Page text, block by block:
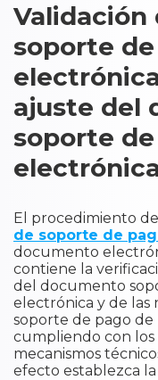
soporte
ajuste del
soporte
El procedimiento de
de soporte de
documento
contiene la
del documento
electrónica y de las
soporte de pago
cumpliendo con los
mecanismos
efecto establezca